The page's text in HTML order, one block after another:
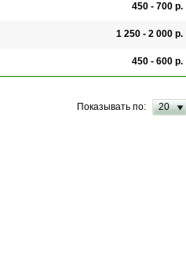
450 - 700 р.
1 250 - 2 000 р.
450 - 600 р.
Показывать по: 20